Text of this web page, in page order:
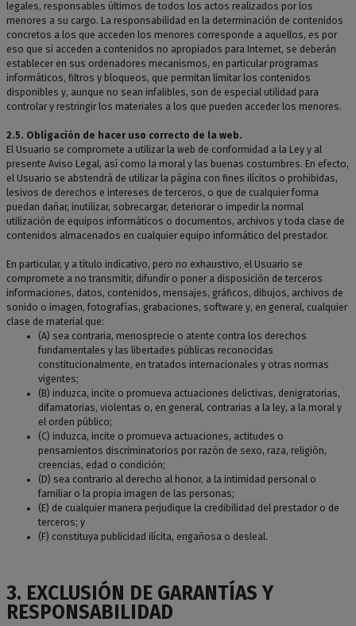
legales, responsables últimos de todos los actos realizados por los
menores a su cargo. La responsabilidad en la determinación de contenidos
concretos a los que acceden los menores corresponde a aquellos, es por
eso que si acceden a contenidos no apropiados para Internet, se deberán
establecer en sus ordenadores mecanismos, en particular programas
informáticos, filtros y bloqueos, que permitan limitar los contenidos
disponibles y, aunque no sean infalibles, son de especial utilidad para
controlar y restringir los materiales a los que pueden acceder los menores.
2.5. Obligación de hacer uso correcto de la web.
El Usuario se compromete a utilizar la web de conformidad a la Ley y al
presente Aviso Legal, así como la moral y las buenas costumbres. En efecto,
el Usuario se abstendrá de utilizar la página con fines ilícitos o prohibidas,
lesivos de derechos e intereses de terceros, o que de cualquier forma
puedan dañar, inutilizar, sobrecargar, deteriorar o impedir la normal
utilización de equipos informáticos o documentos, archivos y toda clase de
contenidos almacenados en cualquier equipo informático del prestador.
En particular, y a título indicativo, pero no exhaustivo, el Usuario se
compromete a no transmitir, difundir o poner a disposición de terceros
informaciones, datos, contenidos, mensajes, gráficos, dibujos, archivos de
sonido o imagen, fotografías, grabaciones, software y, en general, cualquier
clase de material que:
(A) sea contraria, menosprecie o atente contra los derechos
fundamentales y las libertades públicas reconocidas
constitucionalmente, en tratados internacionales y otras normas
vigentes;
(B) induzca, incite o promueva actuaciones delictivas, denigratorias,
difamatorias, violentas o, en general, contrarias a la ley, a la moral y
el orden público;
(C) induzca, incite o promueva actuaciones, actitudes o
pensamientos discriminatorios por razón de sexo, raza, religión,
creencias, edad o condición;
(D) sea contrario al derecho al honor, a la intimidad personal o
familiar o la propia imagen de las personas;
(E) de cualquier manera perjudique la credibilidad del prestador o de
terceros; y
(F) constituya publicidad ilícita, engañosa o desleal.
3. EXCLUSIÓN DE GARANTÍAS Y
RESPONSABILIDAD